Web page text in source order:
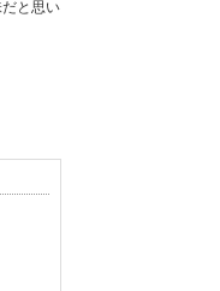
と思い